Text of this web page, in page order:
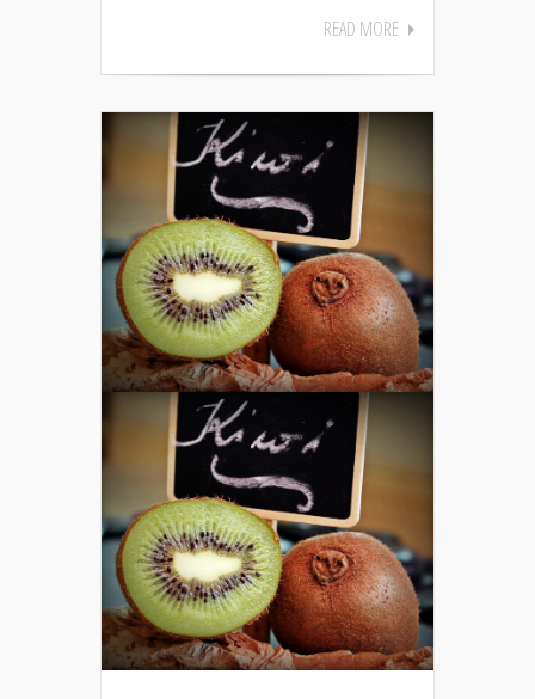
READ MORE